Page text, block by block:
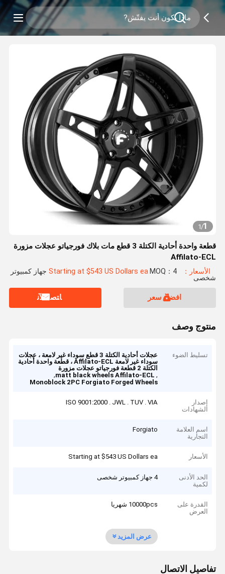
1
/
1
قطعة واحدة أحادية الكتلة 3 قطع مات بلاك فورجياتو عجلات مزورة
Affilato-ECL
الأسعار：Starting at $543 US Dollars ea MOQ：4 جهاز كمبيوتر
شخصى
افضل سعر ﺎﺘﺼﻟ ﺍﻶﻧ
منتوج وصف
تسليط الضوء
عجلات أحادية الكتلة 3 قطع سوداء غير لامعة ، عجلات
سوداء غير لامعة Affilato-ECL ، قطعة واحدة أحادية
الكتلة 2 قطعة فورجياتو عجلات مزورة
,
matt black wheels Affilato-ECL
,
Monoblock 2PC Forgiato Forged Wheels
إصدار
الشهادات
ISO 9001:2000 . JWL . TUV . VIA
اسم العلامة
التجارية
Forgiato
الأسعار Starting at $543 US Dollars ea
الحد الأدنى
لكمية
4 جهاز كمبيوتر شخصى
القدرة على
العرض
10000pcs شهريا
عرض المزيد
تفاصيل الاتصال